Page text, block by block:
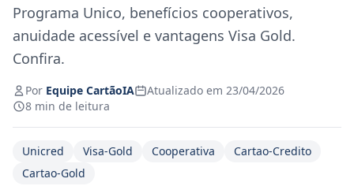
Programa Unico, benefícios cooperativos,
anuidade acessível e vantagens Visa Gold.
Confira.
Por Equipe CartãoIA
Atualizado em 23/04/2026
8 min de leitura
Unicred Visa-Gold Cooperativa
Cartao-Credito
Cartao-Gold